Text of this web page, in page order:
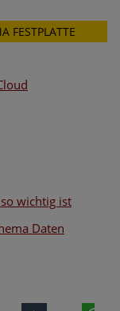
FESTPLATTE
wichtig ist
Daten